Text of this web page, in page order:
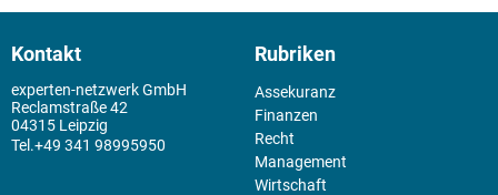
Kontakt
experten-netzwerk GmbH
Reclamstraße 42
04315 Leipzig
+49 341 98995950
Rubriken
Assekuranz
Finanzen
Recht
Management
Wirtschaft